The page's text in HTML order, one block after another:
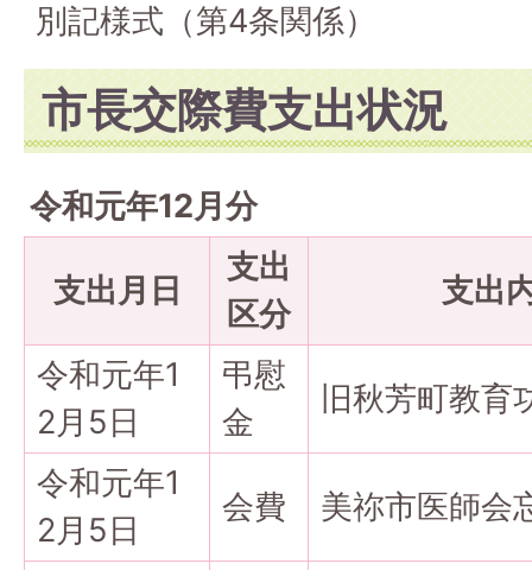
別記様式（第4条関係）
市長交際費支出状況
令和元年12月分
支出月日
支出
区分
支出
令和元年1
2月5日
弔慰
金
旧秋芳町教育
令和元年1
2月5日
会費 美祢市医師会